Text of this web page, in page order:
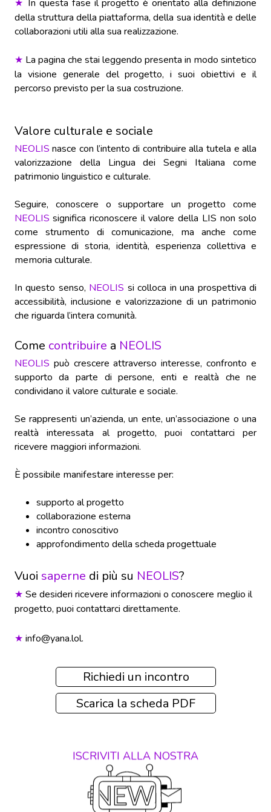
★ In questa fase il progetto è orientato alla definizione
della struttura della piattaforma, della sua identità e delle
collaborazioni utili alla sua realizzazione.
★ La pagina che stai leggendo presenta in modo sintetico
la visione generale del progetto, i suoi obiettivi e il
percorso previsto per la sua costruzione.
Valore culturale e sociale
NEOLISnasce con l’intento di contribuire alla tutela e alla
valorizzazione della Lingua dei Segni Italiana come
patrimonio linguistico e culturale.
Seguire, conoscere o supportare un progetto come
NEOLIS significa riconoscere il valore della LIS non solo
come strumento di comunicazione, ma anche come
espressione di storia, identità, esperienza collettiva e
memoria culturale.
In questo senso, NEOLIS si colloca in una prospettiva di
accessibilità, inclusione e valorizzazione di un patrimonio
che riguarda l’intera comunità.
Come contribuire a NEOLIS
NEOLIS può crescere attraverso interesse, confronto e
supporto da parte di persone, enti e realtà che ne
condividano il valore culturale e sociale.
Se rappresenti un’azienda, un ente, un’associazione o una
realtà interessata al progetto, puoi contattarci per
ricevere maggiori informazioni.
È possibile manifestare interesse per:
supporto al progetto
collaborazione esterna
incontro conoscitivo
approfondimento della scheda progettuale
Vuoi saperne di più su NEOLIS?
★ Se desideri ricevere informazioni o conoscere meglio il
progetto, puoi contattarci direttamente.
★ info@yana.lol.
Richiedi un incontro
Scarica la scheda PDF
ISCRIVITI ALLA NOSTRA